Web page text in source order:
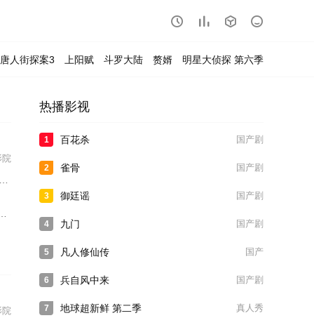
   
唐人街探案3 上阳赋 斗罗大陆 赘婿 明星大侦探 第六季
院
院
热播影视
1 国产剧
百花杀
2 国产剧
雀骨
3 国产剧
御廷谣
4 国产剧
九门
5 国产
凡人修仙传
6 国产剧
兵自风中来
7 真人秀
地球超新鲜 第二季